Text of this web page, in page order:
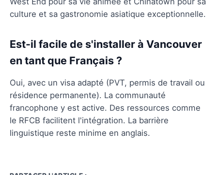
culture et sa gastronomie asiatique exceptionnelle.
Est-il facile de s'installer à Vancouver
en tant que Français ?
Oui, avec un visa adapté (PVT, permis de travail ou
résidence permanente). La communauté
francophone y est active. Des ressources comme
le RFCB facilitent l'intégration. La barrière
linguistique reste minime en anglais.